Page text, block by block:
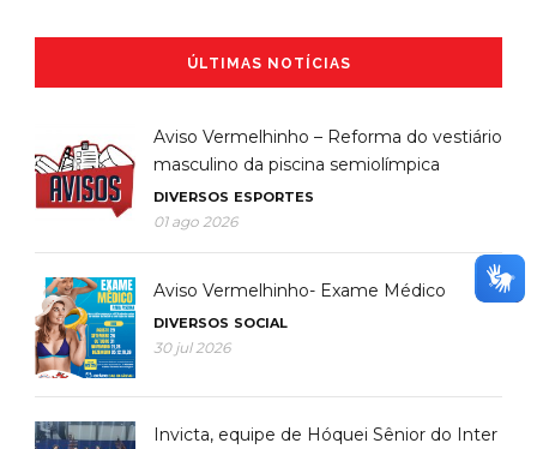
ÚLTIMAS NOTÍCIAS
Aviso Vermelhinho – Reforma do vestiário
masculino da piscina semiolímpica
DIVERSOS ESPORTES
01 ago 2026
Aviso Vermelhinho- Exame Médico
DIVERSOS SOCIAL
30 jul 2026
Invicta, equipe de Hóquei Sênior do Inter